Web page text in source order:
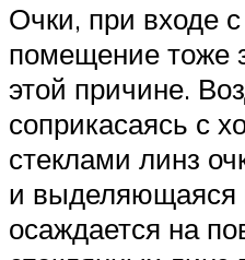
Очки, при входе
помещение тоже
этой причине.
соприкасаясь с
стеклами линз
и выделяющаяся
осаждается на